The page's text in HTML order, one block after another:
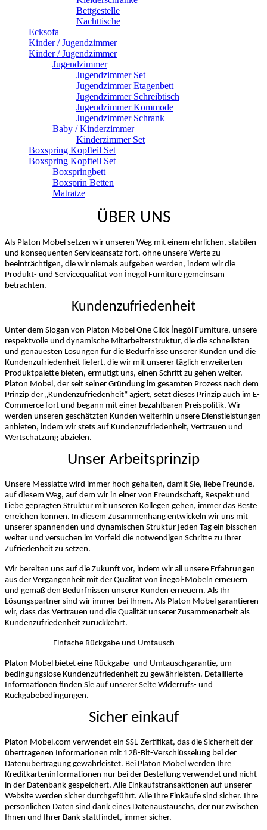
Bettgestelle
Nachttische
Ecksofa
Kinder / Jugendzimmer
Kinder / Jugendzimmer
Jugendzimmer
Jugendzimmer Set
Jugendzimmer Etagenbett
Jugendzimmer Schreibtisch
Jugendzimmer Kommode
Jugendzimmer Schrank
Baby / Kinderzimmer
Kinderzimmer Set
Boxspring Kopfteil Set
Boxspring Kopfteil Set
Boxspringbett
Boxsprin Betten
Matratze
ÜBER UNS
Als Platon Mobel setzen wir unseren Weg mit einem ehrlichen, stabilen
und konsequenten Serviceansatz fort, ohne unsere Werte zu
beeinträchtigen, die wir niemals aufgeben werden, indem wir die
Produkt- und Servicequalität von İnegöl Furniture gemeinsam
betrachten.
Kundenzufriedenheit
Unter dem Slogan von Platon Mobel One Click İnegöl Furniture, unsere
respektvolle und dynamische Mitarbeiterstruktur, die die schnellsten
und genauesten Lösungen für die Bedürfnisse unserer Kunden und die
Kundenzufriedenheit liefert, die wir mit unserer täglich erweiterten
Produktpalette bieten, ermutigt uns, einen Schritt zu gehen weiter.
Platon Mobel, der seit seiner Gründung im gesamten Prozess nach dem
Prinzip der „Kundenzufriedenheit“ agiert, setzt dieses Prinzip auch im E-
Commerce fort und begann mit einer bezahlbaren Preispolitik. Wir
werden unseren geschätzten Kunden weiterhin unsere Dienstleistungen
anbieten, indem wir stets auf Kundenzufriedenheit, Vertrauen und
Wertschätzung abzielen.
Unser Arbeitsprinzip
Unsere Messlatte wird immer hoch gehalten, damit Sie, liebe Freunde,
auf diesem Weg, auf dem wir in einer von Freundschaft, Respekt und
Liebe geprägten Struktur mit unseren Kollegen gehen, immer das Beste
erreichen können. In diesem Zusammenhang entwickeln wir uns mit
unserer spannenden und dynamischen Struktur jeden Tag ein bisschen
weiter und versuchen im Vorfeld die notwendigen Schritte zu Ihrer
Zufriedenheit zu setzen.
Wir bereiten uns auf die Zukunft vor, indem wir all unsere Erfahrungen
aus der Vergangenheit mit der Qualität von İnegöl-Möbeln erneuern
und gemäß den Bedürfnissen unserer Kunden erneuern. Als Ihr
Lösungspartner sind wir immer bei Ihnen. Als Platon Mobel garantieren
wir, dass das Vertrauen und die Qualität unserer Zusammenarbeit als
Kundenzufriedenheit zurückkehrt.
Einfache Rückgabe und Umtausch
Platon Mobel bietet eine Rückgabe- und Umtauschgarantie, um
bedingungslose Kundenzufriedenheit zu gewährleisten. Detaillierte
Informationen finden Sie auf unserer Seite Widerrufs- und
Rückgabebedingungen.
Sicher einkauf
Platon Mobel.com verwendet ein SSL-Zertifikat, das die Sicherheit der
übertragenen Informationen mit 128-Bit-Verschlüsselung bei der
Datenübertragung gewährleistet. Bei Platon Mobel werden Ihre
Kreditkarteninformationen nur bei der Bestellung verwendet und nicht
in der Datenbank gespeichert. Alle Einkaufstransaktionen auf unserer
Website werden sicher durchgeführt. Alle Ihre Einkäufe sind sicher. Ihre
persönlichen Daten sind dank eines Datenaustauschs, der nur zwischen
Ihnen und Ihrer Bank stattfindet, immer sicher.